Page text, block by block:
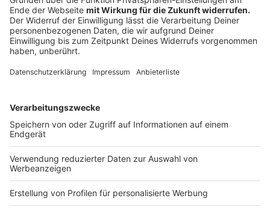
Das ist der Kitchen Club by Nelson Müller:
Anzeige
Bei euch läuft das Radio in der Küche, bei uns die
er uns täglich mit raffinierten Rezepten zum
Nachkochen oder Nachkochen lassen. Nelson nimmt
uns mit in seine Küche und weiht uns in die
Geheimnisse eines bekannten Profikochs ein. Der
Kitchen Club by Nelson Müller ist etwas für alle
Gourmets und Gourmüsen. Für alle von euch, die
wissen, dass Kardamom ein Gewürz ist und kein